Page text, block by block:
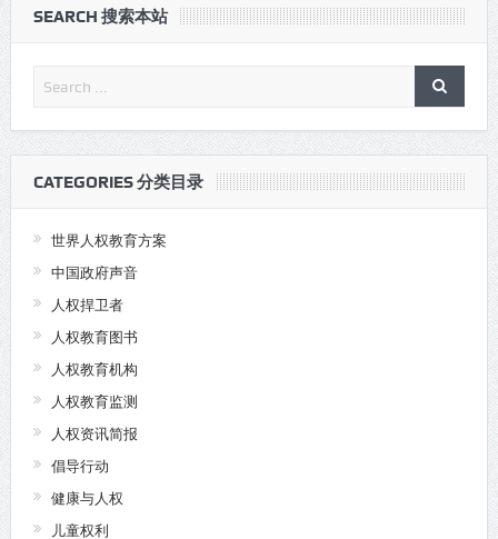
SEARCH 搜索本站
CATEGORIES 分类目录
世界人权教育方案
中国政府声音
人权捍卫者
人权教育图书
人权教育机构
人权教育监测
人权资讯简报
倡导行动
健康与人权
儿童权利